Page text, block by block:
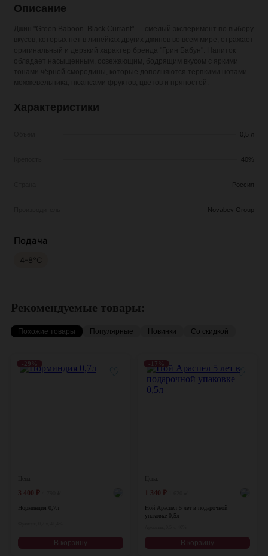
Описание
Характеристики
0,5 л
40%
Россия
Novabev Group
Подача
4-8°С
Рекомендуемые товары:
Похожие товары Популярные Новинки Со скидкой
-29%
3 400 ₽
Норминдия 0,7л
В корзину
-17%
♡
1 340 ₽
Ной Араспел 5 лет в подарочной
упаковке 0,5л
В корзину